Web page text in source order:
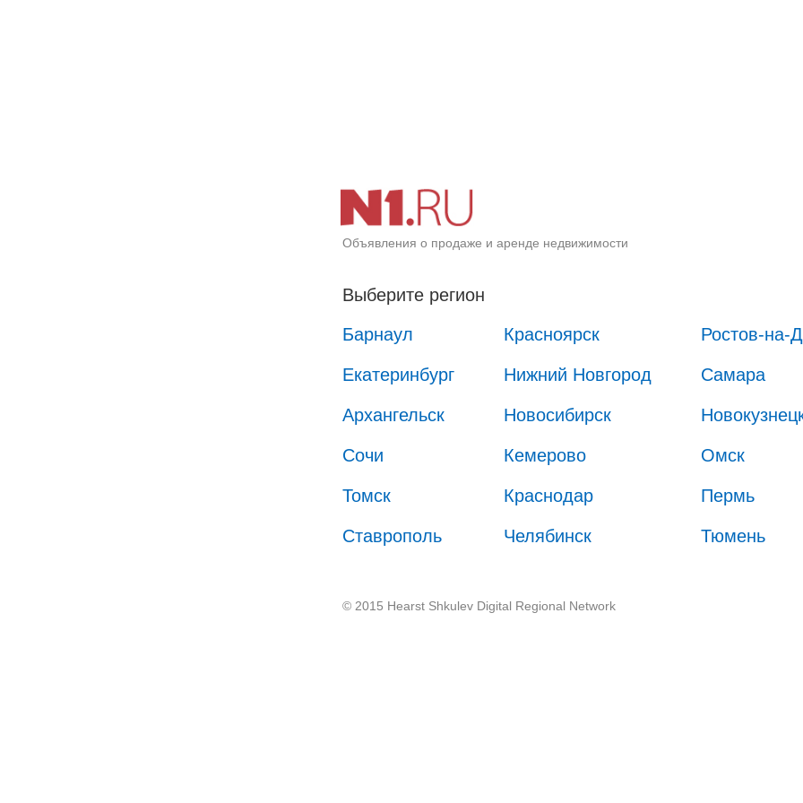
Объявления о продаже и аренде недвижимости
Выберите регион
Барнаул
Красноярск Ростов-на-
Екатеринбург Нижний Новгород Самара
Архангельск Новосибирск
Сочи Кемерово Омск
Томск Краснодар Пермь
Ставрополь Челябинск Тюмень
© 2015 Hearst Shkulev Digital Regional Network